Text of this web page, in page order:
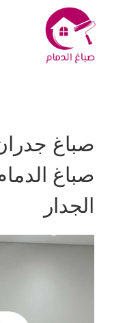
صباغ
صباغ
الجدار